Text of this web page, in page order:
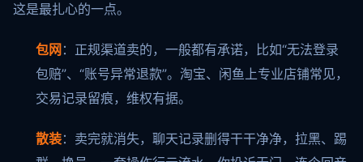
这是最扎心的一点。
包网 ：正规渠道卖的，一般都有承诺，比如“无法登录
包赔”、“账号异常退款”。淘宝、闲鱼上专业店铺常见，
交易记录留痕，维权有据。
散装：卖完就消失，聊天记录删得干干净净，拉黑、踢